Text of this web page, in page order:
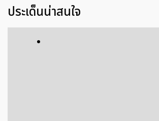
ประเด็นน่าสนใจ